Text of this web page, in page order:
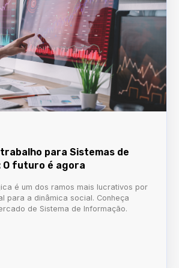
para Sistemas de
O futuro é agora
é um dos ramos mais lucrativos por
para a dinâmica social. Conheça
de Sistema de Informação.